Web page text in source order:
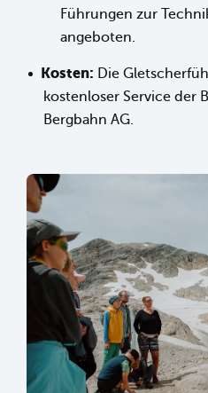
Führungen zur
angeboten.
Kosten: Die
kostenloser Service der
Bergbahn AG.
sr.lightbox.Bild vergrößern